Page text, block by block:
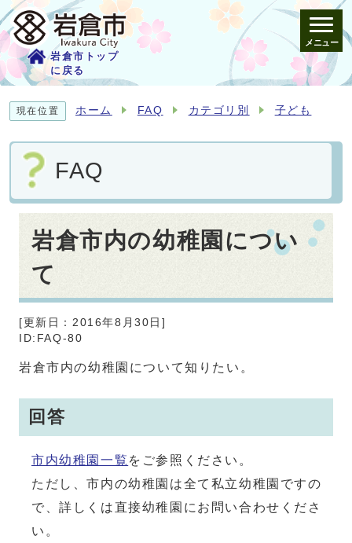
岩倉市トップ
に戻る
メニュー
現在位置 ホーム FAQ カテゴリ別 子ども
FAQ
岩倉市内の幼稚園につい
て
[更新日： 2016年8月30日 ]
ID:FAQ-80
岩倉市内の幼稚園について知りたい。
回答
市内幼稚園一覧 をご参照ください。
ただし、市内の幼稚園は全て私立幼稚園ですの
で、詳しくは直接幼稚園にお問い合わせくださ
い。